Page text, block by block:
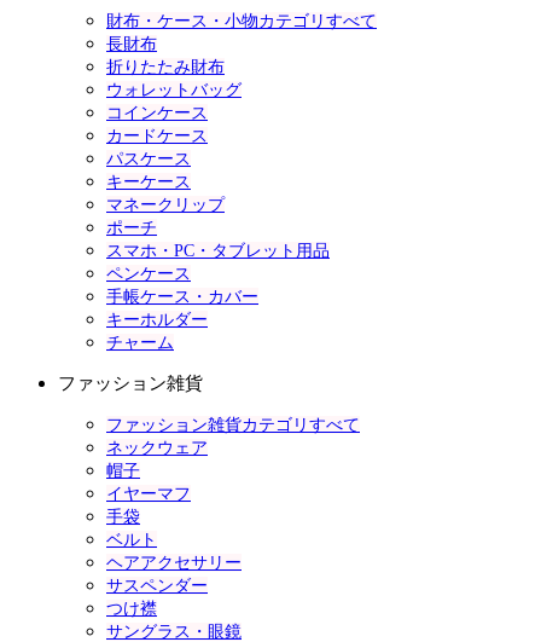
財布・ケース・小物カテゴリすべて
長財布
折りたたみ財布
ウォレットバッグ
コインケース
カードケース
パスケース
キーケース
マネークリップ
ポーチ
スマホ・PC・タブレット用品
ペンケース
手帳ケース・カバー
キーホルダー
チャーム
ファッション雑貨
ファッション雑貨カテゴリすべて
ネックウェア
帽子
イヤーマフ
手袋
ベルト
ヘアアクセサリー
サスペンダー
つけ襟
サングラス・眼鏡